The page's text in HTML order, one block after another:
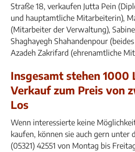
Straße 18, verkaufen Jutta Pein
und hauptamtliche Mitarbeiterin),
(Mitarbeiter der Verwaltung),
Shaghayegh Shahandenpour
Azadeh Zakrifard (ehrenamtliche
Insgesamt stehen 1000
Verkauf zum Preis von
Los
Wenn interessierte keine
kaufen, können sie auch gern unter
(05321) 42551 von Montag bis